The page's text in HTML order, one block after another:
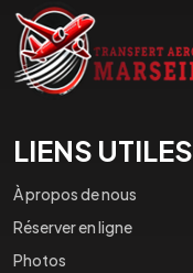
LIENS UTILES
À propos de nous
Réserver en ligne
Photos